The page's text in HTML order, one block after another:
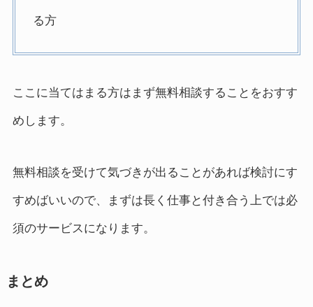
る方
ここに当てはまる方はまず無料相談することをおすす
めします。
無料相談を受けて気づきが出ることがあれば検討にす
すめばいいので、まずは長く仕事と付き合う上では必
須のサービスになります。
まとめ